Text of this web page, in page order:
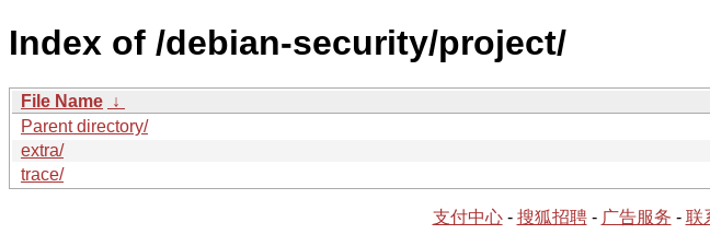
Index of /debian-security/project/
File Name ↓
Parent directory/
extra/
trace/
支付中心- 搜狐招聘- 广告服务 - 联